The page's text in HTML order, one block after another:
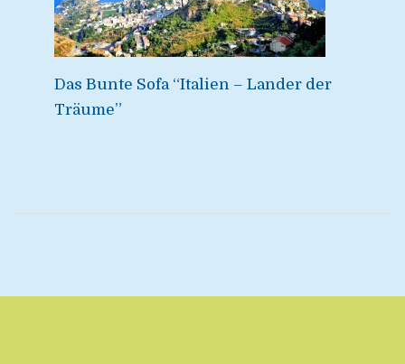
Das Bunte Sofa “Italien – Lander der
Träume”